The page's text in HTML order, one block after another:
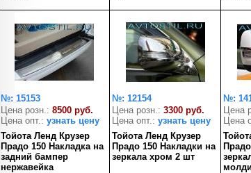
№: 15153
Цена розн.: 8500 руб.
Цена опт.: узнать цену
Тойота Ленд Крузер
Прадо 150 Накладка на
задний бампер
нержавейка
№: 12154
Цена розн.: 3300 руб.
Цена опт.: узнать цену
Тойота Ленд Крузер
Прадо 150 Накладки на
зеркала хром 2 шт
№:
Цена
Цена